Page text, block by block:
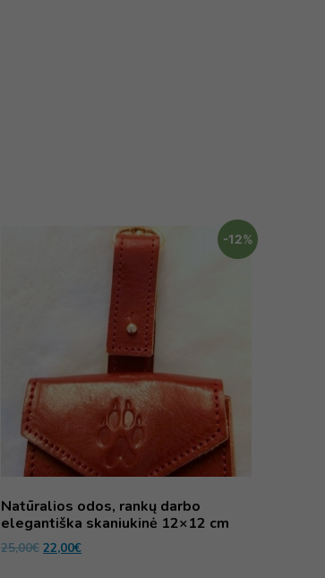
-12%
Natūralios odos, rankų darbo
elegantiška skaniukinė 12×12 cm
25,00€ 22,00€